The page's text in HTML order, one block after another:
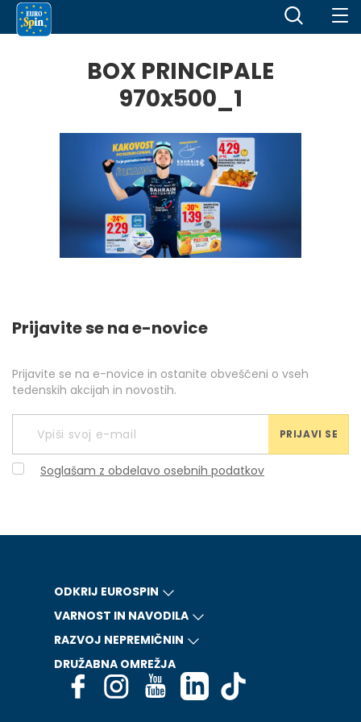
BOX PRINCIPALE
970x500_1
Prijavite se na e-novice
Prijavite se na e-novice in ostanite obveščeni o vseh
tedenskih akcijah in novostih.
PRIJAVI SE
Soglašam z obdelavo osebnih podatkov
ODKRIJ EUROSPIN
VARNOST IN NAVODILA
RAZVOJ NEPREMIČNIN
DRUŽABNA OMREŽJA